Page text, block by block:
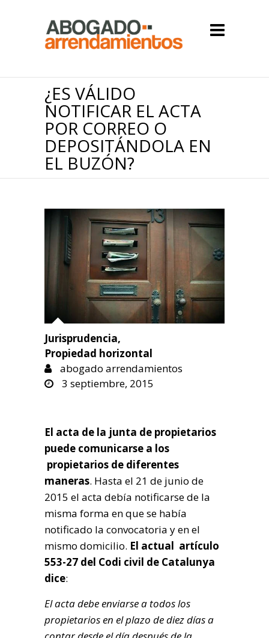
¿ES VÁLIDO
NOTIFICAR EL ACTA
POR CORREO O
DEPOSITÁNDOLA EN
EL BUZÓN?
Jurisprudencia,
Propiedad horizontal
abogado arrendamientos
3 septiembre, 2015
El acta de la junta de propietarios
puede comunicarse a los
propietarios de diferentes
maneras. Hasta el 21 de junio de
2015 el acta debía notificarse de la
misma forma en que se había
notificado la convocatoria y en el
mismo domicilio. El actual artículo
553-27 del Codi civil de Catalunya
dice:
El acta debe enviarse a todos los
propietarios en el plazo de diez días a